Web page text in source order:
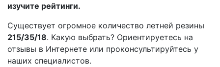
изучите рейтинги.
Существует огромное количество летней резины
215/35/18. Какую выбрать? Ориентируетесь на
отзывы в Интернете или проконсультируйтесь у
наших специалистов.